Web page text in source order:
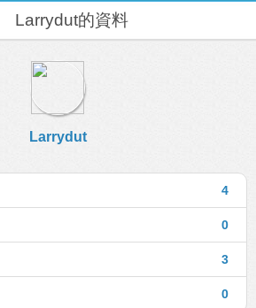
Larrydut的資料
Larrydut
4
0
3
0